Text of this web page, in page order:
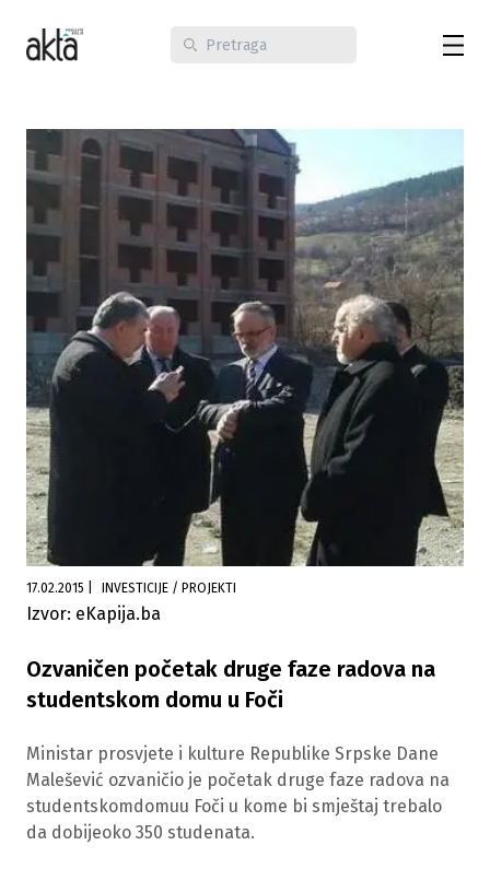
17.02.2015 INVESTICIJE / PROJEKTI
Izvor: eKapija.ba
Ozvaničen početak druge faze radova na
studentskom domu u Foči
Ministar prosvjete i kulture Republike Srpske Dane
Malešević ozvaničio je početak druge faze radova na
studentskomdomuu Foči u kome bi smještaj trebalo
da dobijeoko 350 studenata.